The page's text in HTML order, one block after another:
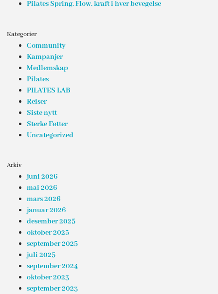
Pilates Spring. Flow. kraft i hver bevegelse
Kategorier
Community
Kampanjer
Medlemskap
Pilates
PILATES LAB
Reiser
Siste nytt
Sterke Føtter
Uncategorized
Arkiv
juni 2026
mai 2026
mars 2026
januar 2026
desember 2025
oktober 2025
september 2025
juli 2025
september 2024
oktober 2023
september 2023